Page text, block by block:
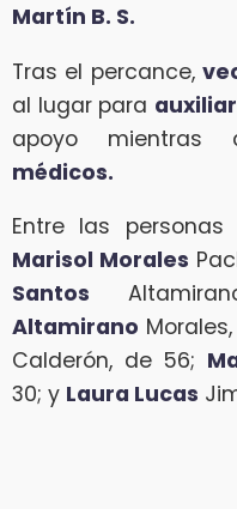
Martín B. S.
Tras el percance,
al lugar para auxiliar
apoyo mientras
médicos.
Entre las
Marisol Morales
Santos
Altamirano
Calderón, de 56;
30; y Laura Lucas